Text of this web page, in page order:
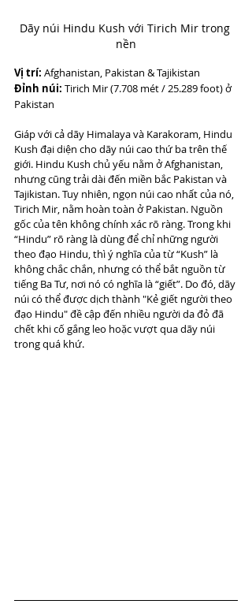
Dãy núi Hindu Kush với Tirich Mir trong
nền
Vị trí: Afghanistan, Pakistan & Tajikistan
Đỉnh núi: Tirich Mir (7.708 mét / 25.289 foot) ở
Pakistan
Giáp với cả dãy Himalaya và Karakoram, Hindu
Kush đại diện cho dãy núi cao thứ ba trên thế
giới. Hindu Kush chủ yếu nằm ở Afghanistan,
nhưng cũng trải dài đến miền bắc Pakistan và
Tajikistan. Tuy nhiên, ngọn núi cao nhất của nó,
Tirich Mir, nằm hoàn toàn ở Pakistan. Nguồn
gốc của tên không chính xác rõ ràng. Trong khi
“Hindu” rõ ràng là dùng để chỉ những người
theo đạo Hindu, thì ý nghĩa của từ “Kush” là
không chắc chắn, nhưng có thể bắt nguồn từ
tiếng Ba Tư, nơi nó có nghĩa là “giết”. Do đó, dãy
núi có thể được dịch thành "Kẻ giết người theo
đạo Hindu" đề cập đến nhiều người da đỏ đã
chết khi cố gắng leo hoặc vượt qua dãy núi
trong quá khứ.